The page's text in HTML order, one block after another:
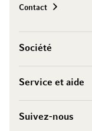
Contact
Société
Service et aide
Suivez-nous